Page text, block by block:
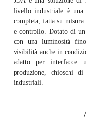
livello industriale è una
completa, fatta su
e controllo. Dotato di
con una luminosità
visibilità anche in
adatto per interfacce
produzione, chioschi
industriali.